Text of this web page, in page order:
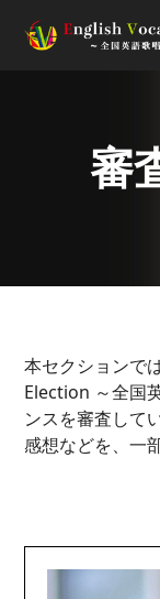
審
本セクションで
Election ～全国
ンスを審査して
感想などを、一